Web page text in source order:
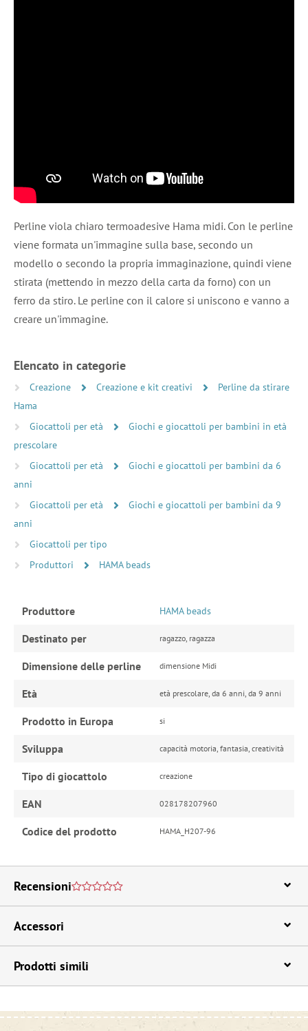
Perline viola chiaro termoadesive Hama midi. Con le perline
viene formata un'immagine sulla base, secondo un
modello o secondo la propria immaginazione, quindi viene
stirata (mettendo in mezzo della carta da forno) con un
ferro da stiro. Le perline con il calore si uniscono e vanno a
creare un'immagine.
Elencato in categorie
Creazione Creazione e kit creativi
Perline da stirare
Hama
Giocattoli per età
Giochi e giocattoli per bambini in età
prescolare
Giocattoli per età
Giochi e giocattoli per bambini da 6
anni
Giocattoli per età
Giochi e giocattoli per bambini da 9
anni
Giocattoli per tipo
Produttori
HAMA beads
Produttore HAMA beads
Destinato per ragazzo, ragazza
Dimensione delle perline dimensione Midi
Età età prescolare, da 6 anni, da 9 anni
Prodotto in Europa si
Sviluppa capacità motoria, fantasia, creatività
Tipo di giocattolo creazione
EAN 028178207960
Codice del prodotto HAMA_H207-96
Recensioni
Accessori
Prodotti simili